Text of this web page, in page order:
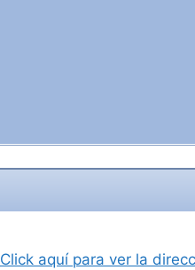
Click aquí para ver la